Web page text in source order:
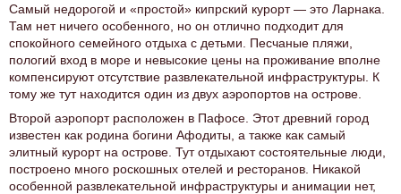
Самый недорогой и «простой» кипрский курорт — это Ларнака.
Там нет ничего особенного, но он отлично подходит для
спокойного семейного отдыха с детьми. Песчаные пляжи,
пологий вход в море и невысокие цены на проживание вполне
компенсируют отсутствие развлекательной инфраструктуры. К
тому же тут находится один из двух аэропортов на острове.
Второй аэропорт расположен в Пафосе. Этот древний город
известен как родина богини Афодиты, а также как самый
элитный курорт на острове. Тут отдыхают состоятельные люди,
построено много роскошных отелей и ресторанов. Никакой
особенной развлекательной инфраструктуры и анимации нет,